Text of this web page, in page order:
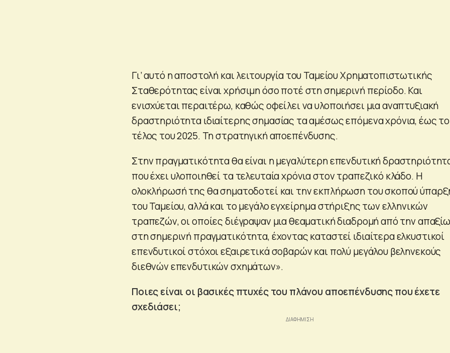
Γι’ αυτό η αποστολή και λειτουργία του Ταμείου Χρηματοπιστωτικής
Σταθερότητας είναι χρήσιμη όσο ποτέ στη σημερινή περίοδο. Και
ενισχύεται περαιτέρω, καθώς οφείλει να υλοποιήσει μια αναπτυξιακή
δραστηριότητα ιδιαίτερης σημασίας τα αμέσως επόμενα χρόνια, έως το
τέλος του 2025. Τη στρατηγική αποεπένδυσης.
Στην πραγματικότητα θα είναι η μεγαλύτερη επενδυτική
που έχει υλοποιηθεί τα τελευταία χρόνια στον τραπεζικό κλάδο. Η
ολοκλήρωσή της θα σηματοδοτεί και την εκπλήρωση του σκοπού
του Ταμείου, αλλά και το μεγάλο εγχείρημα στήριξης των ελληνικών
τραπεζών, οι οποίες διέγραψαν μια θεαματική διαδρομή από την
στη σημερινή πραγματικότητα, έχοντας καταστεί ιδιαίτερα ελκυστικοί
επενδυτικοί στόχοι εξαιρετικά σοβαρών και πολύ μεγάλου βεληνεκούς
διεθνών επενδυτικών σχημάτων».
Ποιες είναι οι βασικές πτυχές του πλάνου αποεπένδυσης που έχετε
σχεδιάσει;